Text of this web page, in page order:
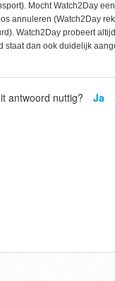
Mocht Watch2Day
annuleren (Watch2Day
Watch2Day probeert
staat dan ook duidelijk
antwoord nuttig? Ja